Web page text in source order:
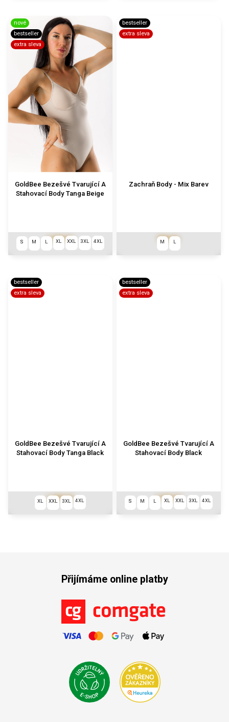
nové
bestseller
extra sleva
GoldBee Bezešvé Tvarující A
Stahovací Body Tanga Beige
1 890 Kč
S M L XL XXL 3XL 4XL
bestseller
extra sleva
Zachraň Body - Mix Barev
890 Kč
M L
bestseller
extra sleva
GoldBee Bezešvé Tvarující A
Stahovací Body Tanga Black
1 890 Kč
XL XXL 3XL 4XL
bestseller
extra sleva
GoldBee Bezešvé Tvarující A
Stahovací Body Black
1 890 Kč
S M L XL XXL 3XL 4XL
Přijímáme online platby